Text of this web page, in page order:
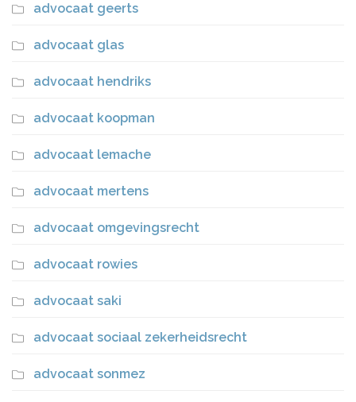
advocaat geerts
advocaat glas
advocaat hendriks
advocaat koopman
advocaat lemache
advocaat mertens
advocaat omgevingsrecht
advocaat rowies
advocaat saki
advocaat sociaal zekerheidsrecht
advocaat sonmez